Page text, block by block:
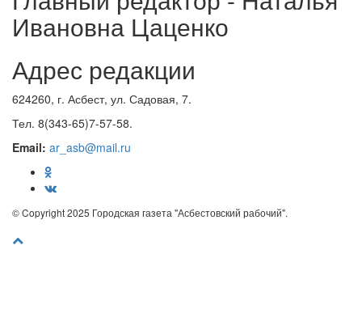
Ивановна Цаценко
Адрес редакции
624260, г. Асбест, ул. Садовая, 7.
Тел. 8(343-65)7-57-58.
Email: ar_asb@mail.ru
© Copyright 2025 Городская газета "Асбестовский рабочий".